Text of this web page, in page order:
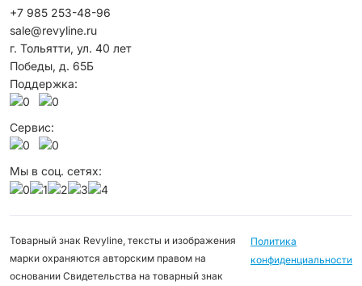
+7 985 253-48-96
sale@revyline.ru
г. Тольятти, ул. 40 лет
Победы, д. 65Б
Поддержка:
Сервис:
Мы в соц. сетях:
Товарный знак Revyline, тексты и изображения
марки охраняются авторским правом на
основании Свидетельства на товарный знак
Политика
конфиденциальности